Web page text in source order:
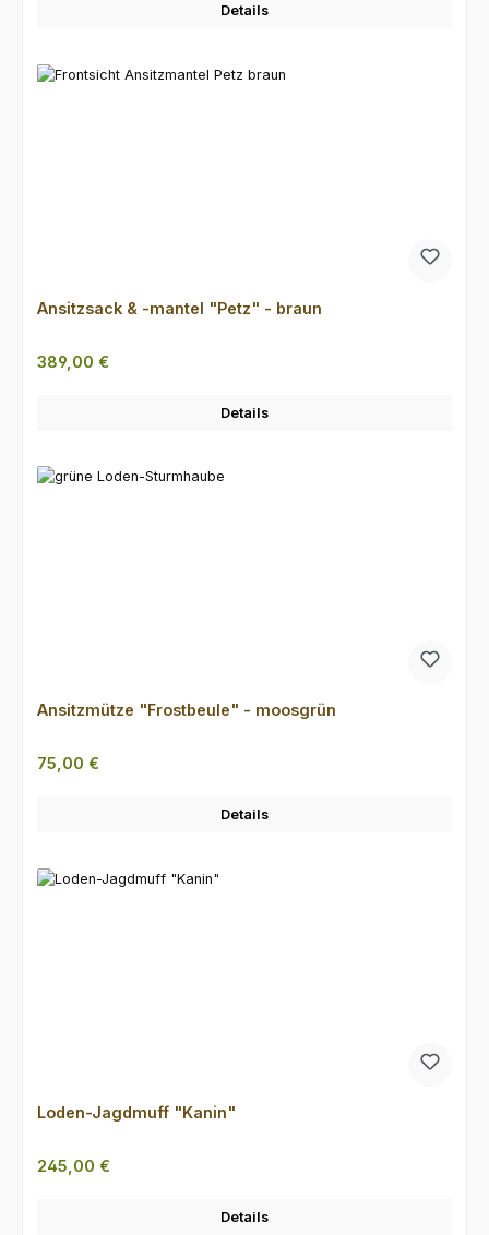
Details
Ansitzsack & -mantel "Petz" - braun
Regulärer Preis:
389,00 €
Details
Ansitzmütze "Frostbeule" - moosgrün
Regulärer Preis:
75,00 €
Details
Loden-Jagdmuff "Kanin"
Regulärer Preis:
245,00 €
Details